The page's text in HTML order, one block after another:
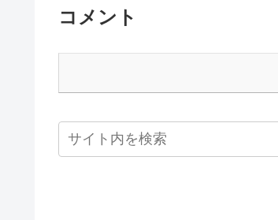
コメント